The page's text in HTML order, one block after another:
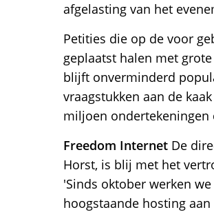
afgelasting van het
Petities die op de voor
geplaatst halen met
blijft onverminderd
vraagstukken aan de
miljoen ondertekeningen
Freedom Internet De
Horst, is blij met het
'Sinds oktober werken
hoogstaande hosting